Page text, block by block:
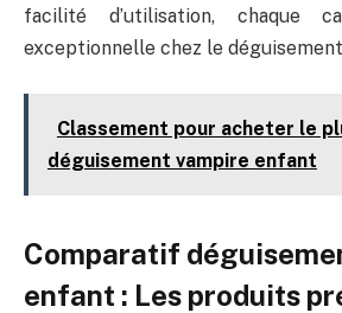
facilité d’utilisation, chaque
exceptionnelle chez le
Classement pour acheter le
déguisement vampire enfant
Comparatif
enfant : Les produits